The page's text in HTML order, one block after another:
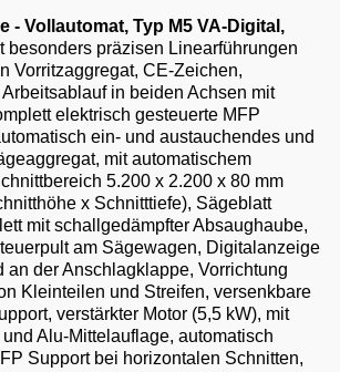
- Vollautomat, Typ M5 VA-Digital,
besonders präzisen Linearführungen
Vorritzaggregat, CE-Zeichen,
in beiden Achsen mit
elektrisch gesteuerte MFP
ein- und austauchendes und
mit automatischem
5.200 x 2.200 x 80 mm
x Schnitttiefe), Sägeblatt
mit schallgedämpfter Absaughaube,
am Sägewagen, Digitalanzeige
an der Anschlagklappe, Vorrichtung
Kleinteilen und Streifen, versenkbare
verstärkter Motor (5,5 kW), mit
Alu-Mittelauflage, automatisch
Support bei horizontalen Schnitten,